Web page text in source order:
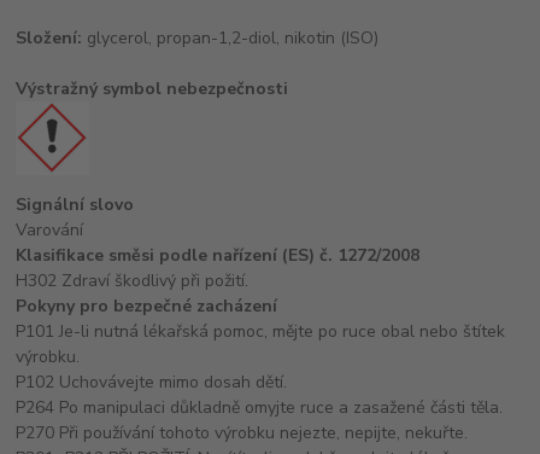
Složení: glycerol, propan-1,2-diol, nikotin (ISO)
Výstražný symbol nebezpečnosti
Signální slovo
Varování
Klasifikace směsi podle nařízení (ES) č. 1272/2008
H302 Zdraví škodlivý při požití.
Pokyny pro bezpečné zacházení
P101 Je-li nutná lékařská pomoc, mějte po ruce obal nebo štítek
výrobku.
P102 Uchovávejte mimo dosah dětí.
P264 Po manipulaci důkladně omyjte ruce a zasažené části těla.
P270 Při používání tohoto výrobku nejezte, nepijte, nekuřte.